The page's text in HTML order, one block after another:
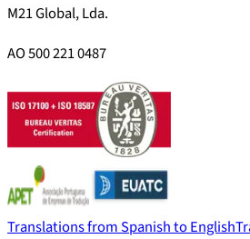
M21 Global, Lda.
AO 500 221 0487
Translations from Spanish to English